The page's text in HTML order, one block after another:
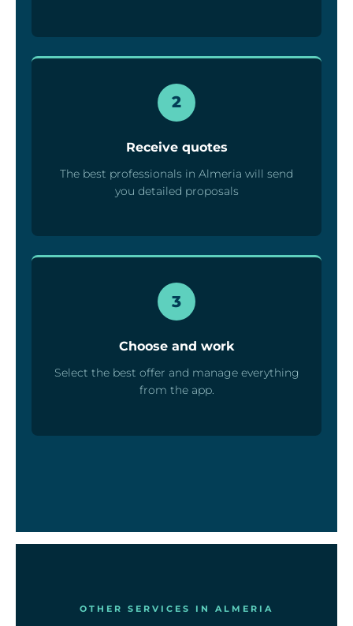
2
Receive quotes
The best professionals in Almeria will send
you detailed proposals
3
Choose and work
Select the best offer and manage everything
from the app.
OTHER SERVICES IN ALMERIA